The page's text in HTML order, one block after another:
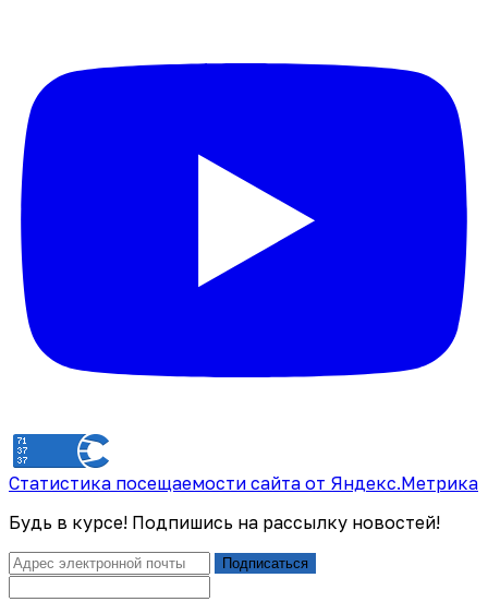
Статистика посещаемости сайта от Яндекс.Метрика
Будь в курсе! Подпишись на рассылку новостей!
Подписаться